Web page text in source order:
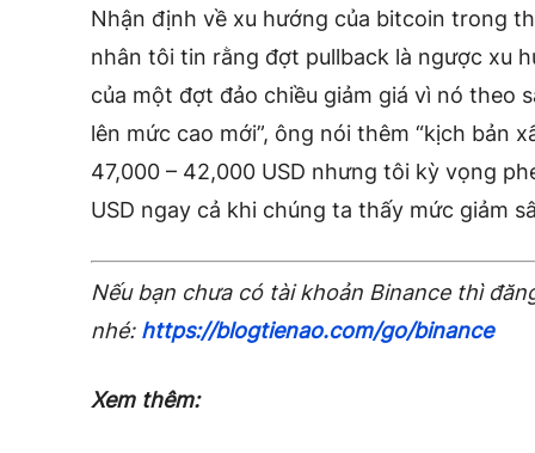
Nhận định về xu hướng của bitcoin trong
nhân tôi tin rằng đợt pullback là ngược xu
của một đợt đảo chiều giảm giá vì nó theo
lên mức cao mới”, ông nói thêm “kịch bản
47,000 – 42,000 USD nhưng tôi kỳ vọng
USD ngay cả khi chúng ta thấy mức giảm
Nếu bạn chưa có tài khoản Binance thì
nhé: https://blogtienao.com/go/binance
Xem thêm: